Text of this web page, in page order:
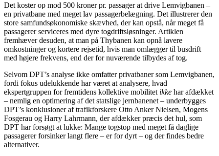
Det koster op mod 500 kroner pr. passager at drive Lemvigbanen –
en privatbane med meget lav passagerbelægning. Det illustrerer den
store samfundsøkonomiske skævhed, der kan opstå, når meget få
passagerer serviceres med dyre togdriftsløsninger. Artiklen
fremhæver desuden, at man på Thybanen kan opnå lavere
omkostninger og kortere rejsetid, hvis man omlægger til busdrift
med højere frekvens, end der for nuværende tilbydes af tog.
Selvom DPT’s analyse ikke omfatter privatbaner som Lemvigbanen,
fordi fokus udelukkende har været at analysere, hvad
ekspertgruppen for fremtidens kollektive mobilitet ikke har afdækket
– nemlig en optimering af det statslige jernbanenet – underbygges
DPT’s konklusioner af trafikforskere Otto Anker Nielsen, Mogens
Fosgerau og Harry Lahrmann, der afdækker præcis det hul, som
DPT har forsøgt at lukke: Mange togstop med meget få daglige
passagerer forsinker langt flere – er for dyrt – og der findes bedre
alternativer.